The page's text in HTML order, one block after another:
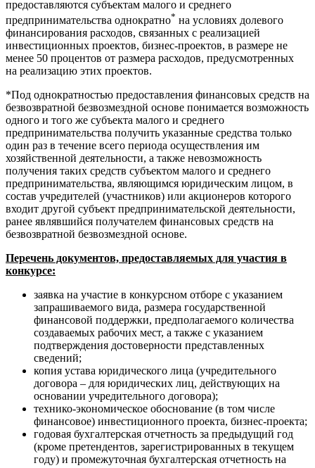
предоставляются субъектам малого и среднего
предпринимательства однократно* на условиях долевого
финансирования расходов, связанных с реализацией
инвестиционных проектов, бизнес-проектов, в размере не
менее 50 процентов от размера расходов, предусмотренных
на реализацию этих проектов.
*Под однократностью предоставления финансовых средств на
безвозвратной безвозмездной основе понимается возможность
одного и того же субъекта малого и среднего
предпринимательства получить указанные средства только
один раз в течение всего периода осуществления им
хозяйственной деятельности, а также невозможность
получения таких средств субъектом малого и среднего
предпринимательства, являющимся юридическим лицом, в
состав учредителей (участников) или акционеров которого
входит другой субъект предпринимательской деятельности,
ранее являвшийся получателем финансовых средств на
безвозвратной безвозмездной основе.
Перечень документов, предоставляемых для участия в
конкурсе:
заявка на участие в конкурсном отборе с указанием
запрашиваемого вида, размера государственной
финансовой поддержки, предполагаемого количества
создаваемых рабочих мест, а также с указанием
подтверждения достоверности представленных
сведений;
копия устава юридического лица (учредительного
договора – для юридических лиц, действующих на
основании учредительного договора);
технико-экономическое обоснование (в том числе
финансовое) инвестиционного проекта, бизнес-проекта;
годовая бухгалтерская отчетность за предыдущий год
(кроме претендентов, зарегистрированных в текущем
году) и промежуточная бухгалтерская отчетность на